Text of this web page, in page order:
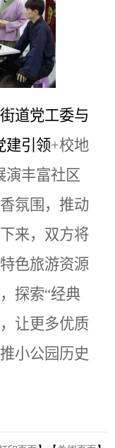
道党工委与
建引领+校地
演丰富社区
氛围，推动
来，双方将
色旅游资源
探索“经典
让更多优质
小公园历史